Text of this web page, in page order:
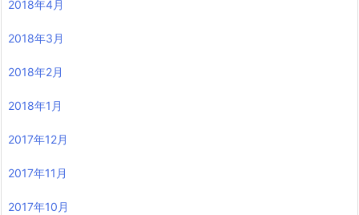
2018年4月
2018年3月
2018年2月
2018年1月
2017年12月
2017年11月
2017年10月